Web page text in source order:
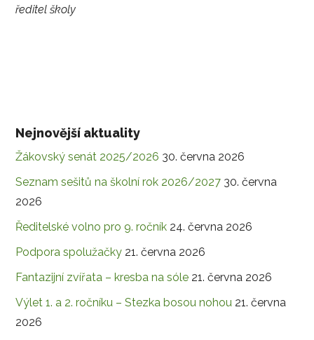
ředitel školy
Nejnovější aktuality
Žákovský senát 2025/2026 30. června 2026
Seznam sešitů na školní rok 2026/2027 30. června
2026
Ředitelské volno pro 9. ročník 24. června 2026
Podpora spolužačky 21. června 2026
Fantazijní zvířata – kresba na sóle 21. června 2026
Výlet 1. a 2. ročníku – Stezka bosou nohou 21. června
2026